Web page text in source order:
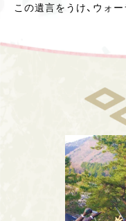
この遺言をうけ、ウォ